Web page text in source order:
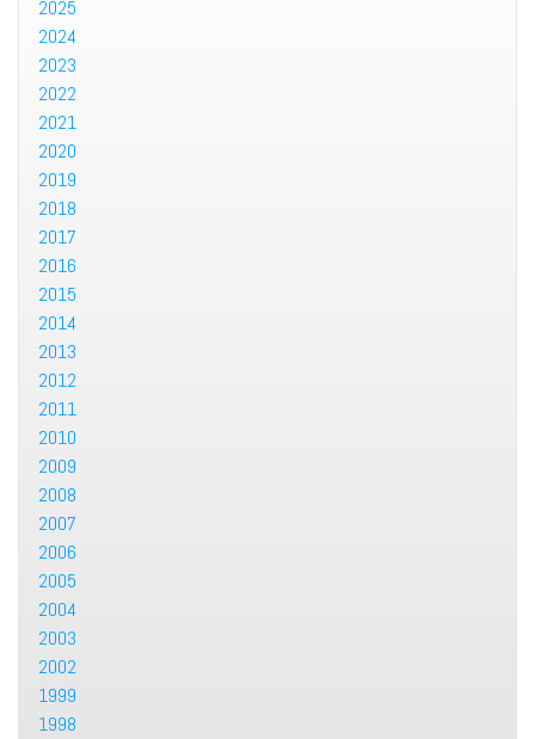
2025
2024
2023
2022
2021
2020
2019
2018
2017
2016
2015
2014
2013
2012
2011
2010
2009
2008
2007
2006
2005
2004
2003
2002
1999
1998